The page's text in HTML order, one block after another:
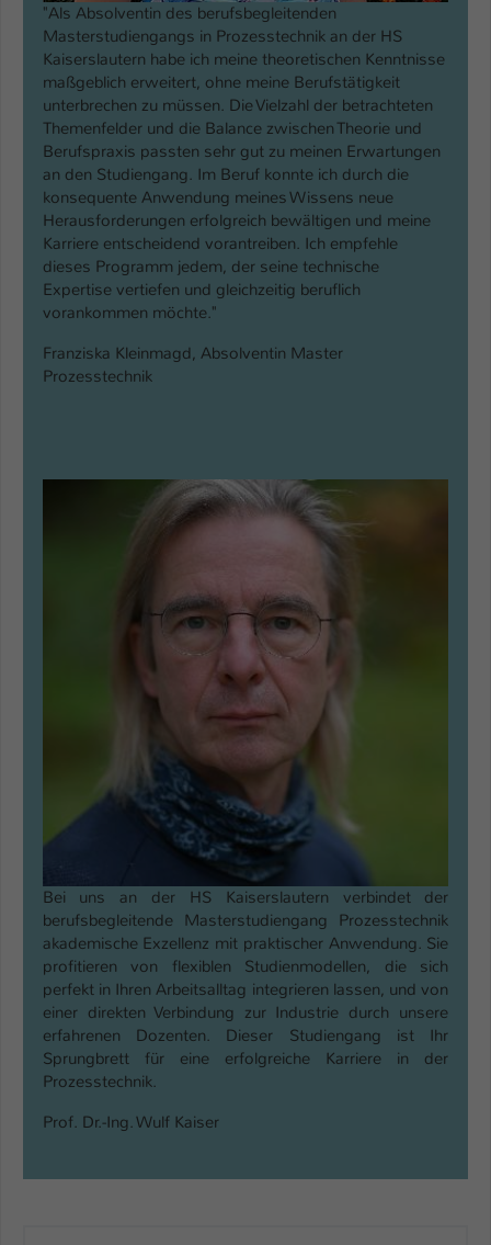
"Als Absolventin des berufsbegleitenden
Masterstudiengangs in Prozesstechnik an der HS
Kaiserslautern habe ich meine theoretischen Kenntnisse
maßgeblich erweitert, ohne meine Berufstätigkeit
unterbrechen zu müssen. Die Vielzahl der betrachteten
Themenfelder und die Balance zwischen Theorie und
Berufspraxis passten sehr gut zu meinen Erwartungen
an den Studiengang. Im Beruf konnte ich durch die
konsequente Anwendung meines Wissens neue
Herausforderungen erfolgreich bewältigen und meine
Karriere entscheidend vorantreiben. Ich empfehle
dieses Programm jedem, der seine technische
Expertise vertiefen und gleichzeitig beruflich
vorankommen möchte."
Franziska Kleinmagd, Absolventin Master
Prozesstechnik
Bei uns an der HS Kaiserslautern verbindet der
berufsbegleitende Masterstudiengang Prozesstechnik
akademische Exzellenz mit praktischer Anwendung. Sie
profitieren von flexiblen Studienmodellen, die sich
perfekt in Ihren Arbeitsalltag integrieren lassen, und von
einer direkten Verbindung zur Industrie durch unsere
erfahrenen Dozenten. Dieser Studiengang ist Ihr
Sprungbrett für eine erfolgreiche Karriere in der
Prozesstechnik.
Prof. Dr.-Ing. Wulf Kaiser